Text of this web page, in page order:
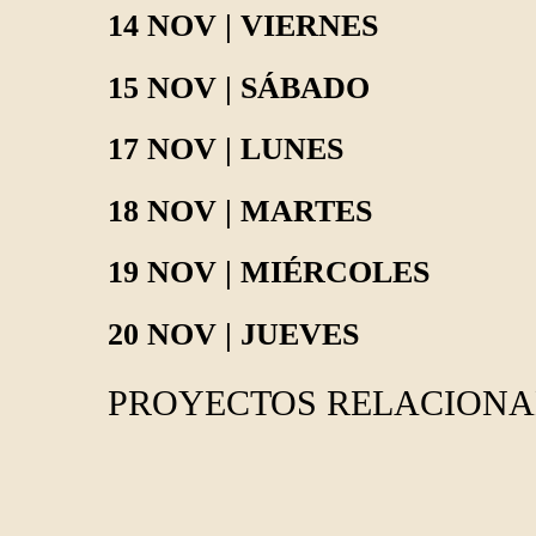
14 NOV | VIERNES
15 NOV | SÁBADO
17 NOV | LUNES
18 NOV | MARTES
19 NOV | MIÉRCOLES
20 NOV | JUEVES
PROYECTOS